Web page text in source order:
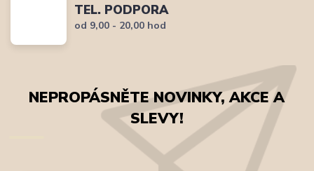
TEL. PODPORA
od 9,00 - 20,00 hod
NEPROPÁSNĚTE NOVINKY, AKCE A
SLEVY!